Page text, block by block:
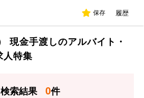
保存 履歴
現金手渡しのアルバイト・
人特集
検索結果 0件